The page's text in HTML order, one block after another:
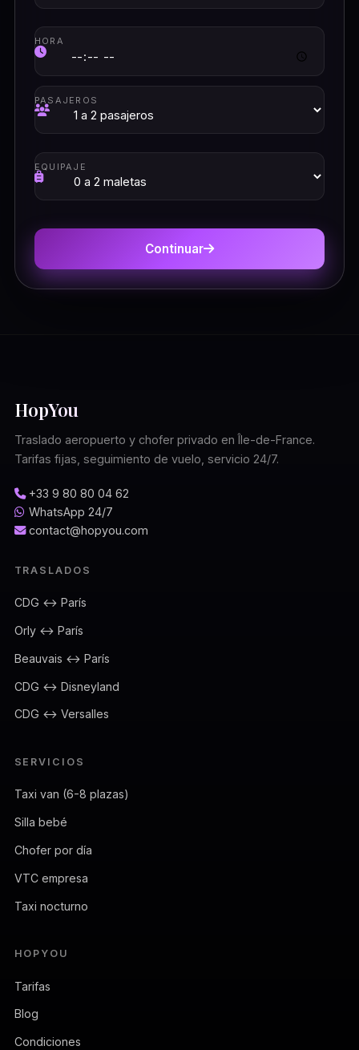
HORA
PASAJEROS
EQUIPAJE
Continuar
HopYou
Traslado aeropuerto y chofer privado en Île-de-France.
Tarifas fijas, seguimiento de vuelo, servicio 24/7.
+33 9 80 80 04 62
WhatsApp 24/7
contact@hopyou.com
TRASLADOS
CDG ↔ París
Orly ↔ París
Beauvais ↔ París
CDG ↔ Disneyland
CDG ↔ Versalles
SERVICIOS
Taxi van (6-8 plazas)
Silla bebé
Chofer por día
VTC empresa
Taxi nocturno
HOPYOU
Tarifas
Blog
Condiciones